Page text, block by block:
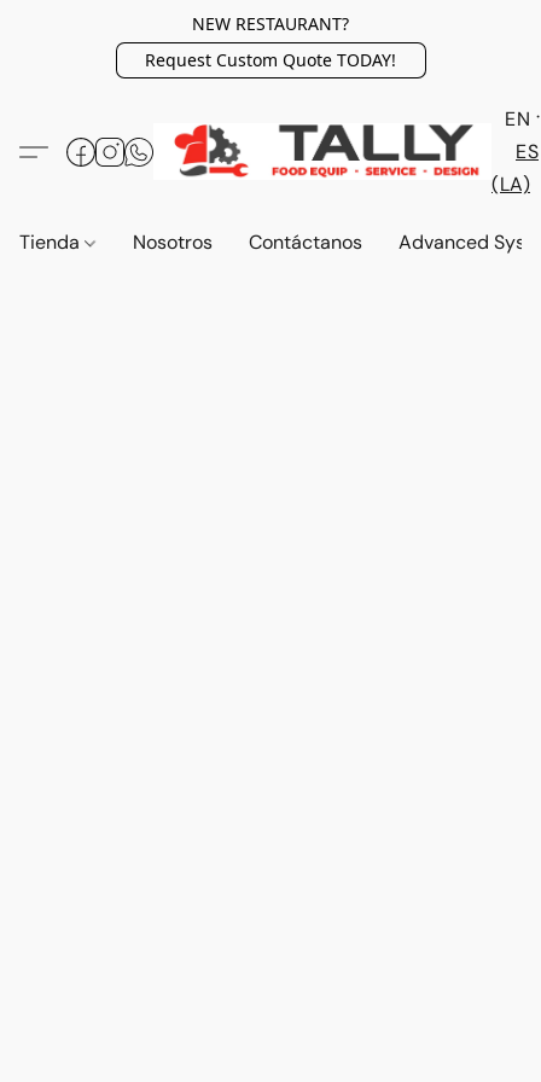
NEW RESTAURANT?
Request Custom Quote TODAY!
EN
ES
(LA)
Tienda Nosotros Contáctanos Advanced